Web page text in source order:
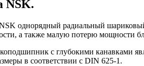
NSK.
однорядный радиальный
а также малую потерю мощности
с глубокими канавками
в соответствии с DIN 625-1.